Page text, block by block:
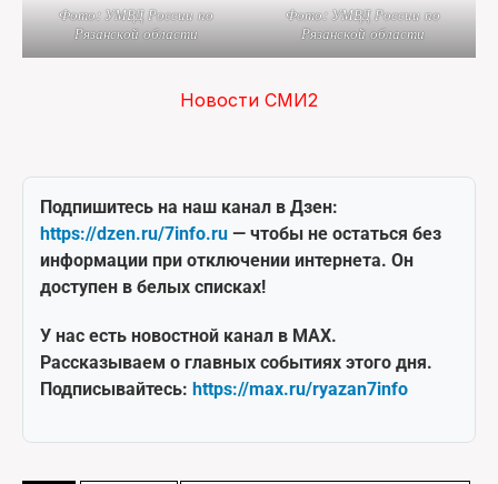
Фото: УМВД России по
Рязанской области
Фото: УМВД России по
Рязанской области
Новости СМИ2
Подпишитесь на наш канал в Дзен:
https://dzen.ru/7info.ru — чтобы не остаться без
информации при отключении интернета. Он
доступен в белых списках!
У нас есть новостной канал в MAX.
Рассказываем о главных событиях этого дня.
Подписывайтесь: https://max.ru/ryazan7info